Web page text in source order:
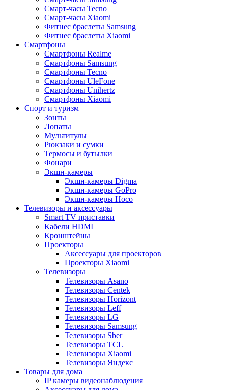
Смарт-часы Tecno
Смарт-часы Xiaomi
Фитнес браслеты Samsung
Фитнес браслеты Xiaomi
Смартфоны
Смартфоны Realme
Смартфоны Samsung
Смартфоны Tecno
Смартфоны UleFone
Смартфоны Unihertz
Смартфоны Xiaomi
Спорт и туризм
Зонты
Лопаты
Мультитулы
Рюкзаки и сумки
Термосы и бутылки
Фонари
Экшн-камеры
Экшн-камеры Digma
Экшн-камеры GoPro
Экшн-камеры Hoco
Телевизоры и аксессуары
Smart TV приставки
Кабели HDMI
Кронштейны
Проекторы
Аксессуары для проекторов
Проекторы Xiaomi
Телевизоры
Телевизоры Asano
Телевизоры Centek
Телевизоры Horizont
Телевизоры Leff
Телевизоры LG
Телевизоры Samsung
Телевизоры Sber
Телевизоры TCL
Телевизоры Xiaomi
Телевизоры Яндекс
Товары для дома
IP камеры видеонаблюдения